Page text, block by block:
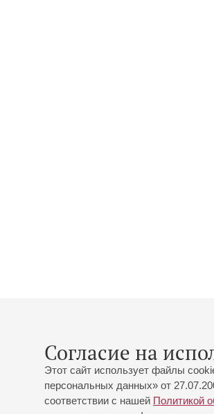
Согласие на
Этот сайт использует файлы
персональных данных» от
соответствии с нашей Политикой